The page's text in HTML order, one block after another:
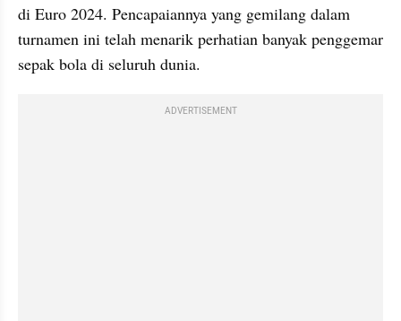
di Euro 2024. Pencapaiannya yang gemilang dalam
turnamen ini telah menarik perhatian banyak penggemar
sepak bola di seluruh dunia.
ADVERTISEMENT